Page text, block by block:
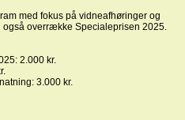
med fokus på vidneafhøringer og
også overrække Specialeprisen 2025.
2.000 kr.
3.000 kr.